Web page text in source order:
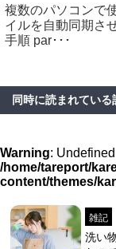
複数のパソコンで
イルを自動同期さ
手順 par･･･
同時に読まれている
Warning:
/home/tareport/
content/themes/
雑記
洗い